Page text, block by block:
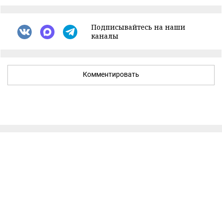
Подписывайтесь на наши
каналы
Комментировать